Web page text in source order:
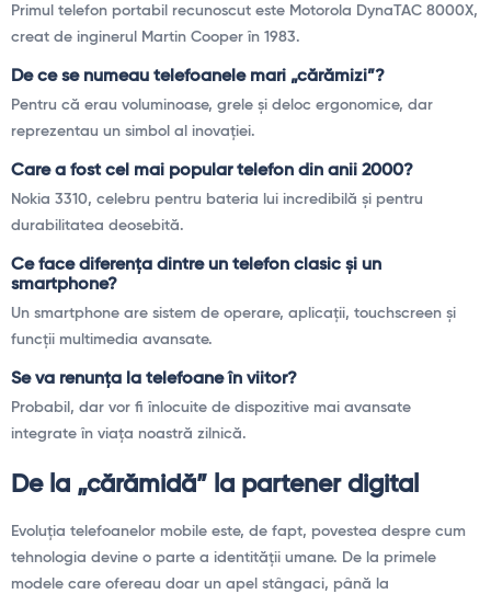
Primul telefon portabil recunoscut este Motorola DynaTAC 8000X,
creat de inginerul Martin Cooper în 1983.
De ce se numeau telefoanele mari „cărămizi”?
Pentru că erau voluminoase, grele și deloc ergonomice, dar
reprezentau un simbol al inovației.
Care a fost cel mai popular telefon din anii 2000?
Nokia 3310, celebru pentru bateria lui incredibilă și pentru
durabilitatea deosebită.
Ce face diferența dintre un telefon clasic și un
smartphone?
Un smartphone are sistem de operare, aplicații, touchscreen și
funcții multimedia avansate.
Se va renunța la telefoane în viitor?
Probabil, dar vor fi înlocuite de dispozitive mai avansate
integrate în viața noastră zilnică.
De la „cărămidă” la partener digital
Evoluția telefoanelor mobile este, de fapt, povestea despre cum
tehnologia devine o parte a identității umane. De la primele
modele care ofereau doar un apel stângaci, până la